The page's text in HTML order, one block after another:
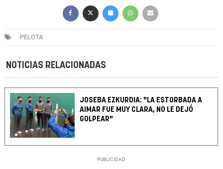
PELOTA
NOTICIAS RELACIONADAS
JOSEBA EZKURDIA: "LA ESTORBADA A
AIMAR FUE MUY CLARA, NO LE DEJÓ
GOLPEAR"